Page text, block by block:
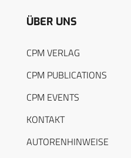
ÜBER UNS
CPM VERLAG
CPM PUBLICATIONS
CPM EVENTS
KONTAKT
AUTORENHINWEISE